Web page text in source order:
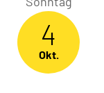
4
Okt.